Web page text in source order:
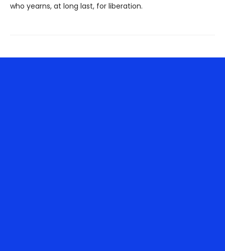
who yearns, at long last, for liberation.